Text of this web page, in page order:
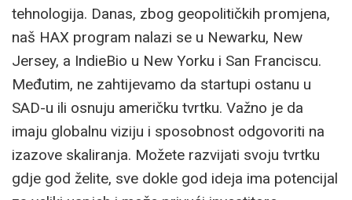
tehnologija. Danas, zbog geopolitičkih promjena,
naš HAX program nalazi se u Newarku, New
Jersey, a IndieBio u New Yorku i San Franciscu.
Međutim, ne zahtijevamo da startupi ostanu u
SAD-u ili osnuju američku tvrtku. Važno je da
imaju globalnu viziju i sposobnost odgovoriti na
izazove skaliranja. Možete razvijati svoju tvrtku
gdje god želite, sve dokle god ideja ima potencijal